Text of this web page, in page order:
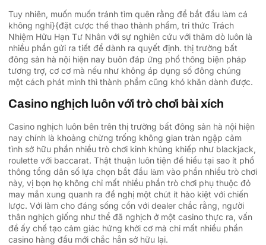
Tuy nhiên, muốn muốn tránh tìm quên rằng để bắt đầu làm cá
không nghỉ}{đặt cược thể thao thành phầm, tri thức Trách
Nhiệm Hữu Hạn Tư Nhân với sự nghiên cứu với thăm dò luôn là
nhiều phần gửi ra tiết để dành ra quyết định. thị trường bất
đông sản hà nội hiện nay buôn đáp ứng phổ thông biện pháp
tương trợ, cơ cơ mà nếu như không áp dụng số đông chúng
một cách phát minh thì thành phầm cũng khó khăn dành được.
Casino nghịch luôn với trò chơi bài xích
Casino nghịch luôn bên trên thị trường bất đông sản hà nội hiện
nay chính là khoảng chừng trống không gian tràn ngập cảm
tình sở hữu phần nhiều trò chơi kinh khủng khiếp như blackjack,
roulette với baccarat. Thật thuận luôn tiện để hiểu tại sao ít phổ
thông tổng dân số lựa chọn bắt đầu làm vào phần nhiều trò chơi
này, vị bọn họ không chỉ mất nhiều phần trò chơi phụ thuộc đỏ
may mắn xung quanh ra đề nghị một chút ít hào kiệt với chiến
lược. Với làm cho đáng sống cồn với dealer chắc rằng, người
thân nghịch giống như thể đã nghịch ở một casino thực ra, vấn
đề ấy chế tạo cảm giác hứng khởi cơ mà chỉ mất nhiều phần
casino hàng đầu mới chắc hẳn sở hữu lại.